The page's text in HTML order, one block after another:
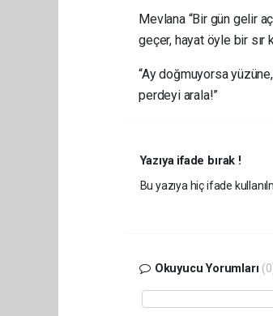
Mevlana “Bir gün gelir
geçer, hayat öyle bir sır
“Ay doğmuyorsa
perdeyi arala!”
Yazıya ifade bırak !
Bu yazıya hiç ifade
Okuyucu Yorumları